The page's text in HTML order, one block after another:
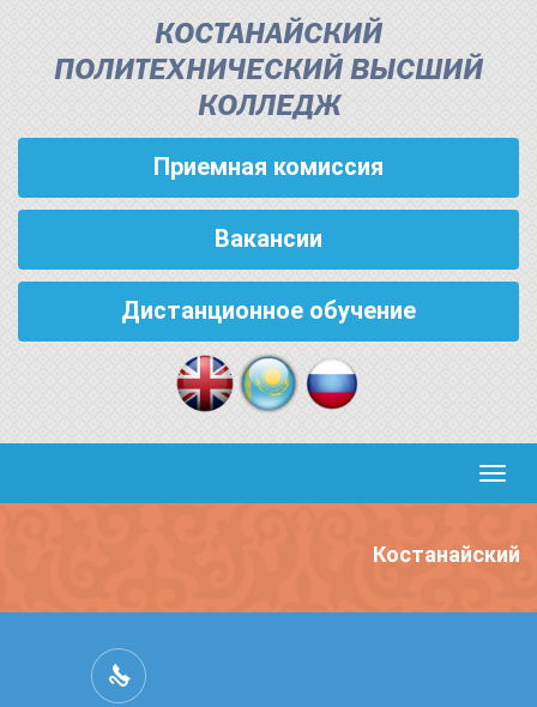
КОСТАНАЙСКИЙ
ПОЛИТЕХНИЧЕСКИЙ ВЫСШИЙ
КОЛЛЕДЖ
Приемная комиссия
Вакансии
Дистанционное обучение
Костанайский